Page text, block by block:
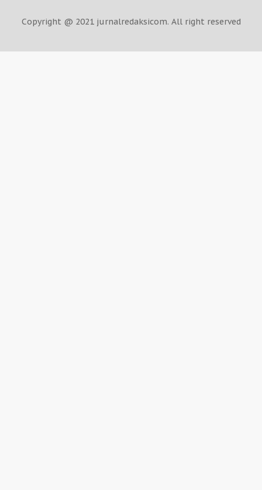
Copyright @ 2021 jurnalredaksicom. All right reserved